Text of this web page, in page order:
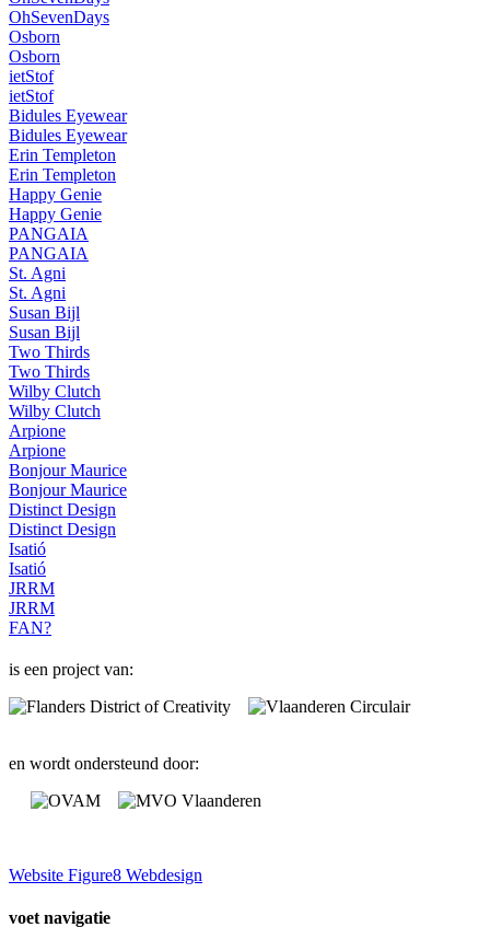
OhSevenDays
Osborn
Osborn
ietStof
ietStof
Bidules Eyewear
Bidules Eyewear
Erin Templeton
Erin Templeton
Happy Genie
Happy Genie
PANGAIA
PANGAIA
St. Agni
St. Agni
Susan Bijl
Susan Bijl
Two Thirds
Two Thirds
Wilby Clutch
Wilby Clutch
Arpione
Arpione
Bonjour Maurice
Bonjour Maurice
Distinct Design
Distinct Design
Isatió
Isatió
JRRM
JRRM
FAN?
is een project van:
en wordt ondersteund door:
Website Figure8 Webdesign
voet navigatie